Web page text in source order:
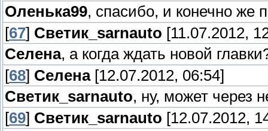
Оленька99, спасибо, и конечно же
[67] Светик_sarnauto [11.07.2012,
Селена, а когда ждать новой
[68] Селена[12.07.2012, 06:54]
Светик_sarnauto, ну, может через
[69] Светик_sarnauto [12.07.2012,